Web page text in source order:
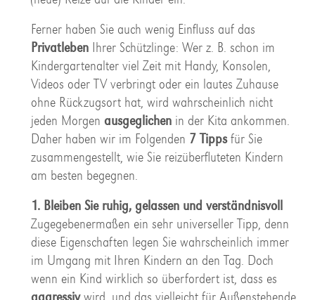
Ferner haben Sie auch wenig Einfluss auf das
PrivatlebenIhrer Schützlinge: Wer z. B. schon im
Kindergartenalter viel Zeit mit Handy, Konsolen,
Videos oder TV verbringt oder ein lautes Zuhause
ohne Rückzugsort hat, wird wahrscheinlich nicht
jeden Morgen ausgeglichenin der Kita ankommen.
Daher haben wir im Folgenden 7 Tippsfür Sie
zusammengestellt, wie Sie reizüberfluteten Kindern
am besten begegnen.
1. Bleiben Sie ruhig, gelassen und verständnisvoll
Zugegebenermaßen ein sehr universeller Tipp, denn
diese Eigenschaften legen Sie wahrscheinlich immer
im Umgang mit Ihren Kindern an den Tag. Doch
wenn ein Kind wirklich so überfordert ist, dass es